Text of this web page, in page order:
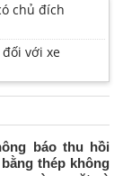
chủ đích
với xe
báo thu hồi
thép không